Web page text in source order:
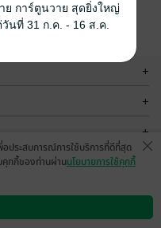
+
+
+
วิธีการใช้งาน ติดต่อเรา
ประสบการณ์การใช้บริการที่ดีที่สุด
คุกกี้ของท่านผ่านนโยบายการใช้คุกกี้
ย การ์ตูนวาย สุดยิ่งใหญ่
นที่ 31 ก.ค. - 16 ส.ค.